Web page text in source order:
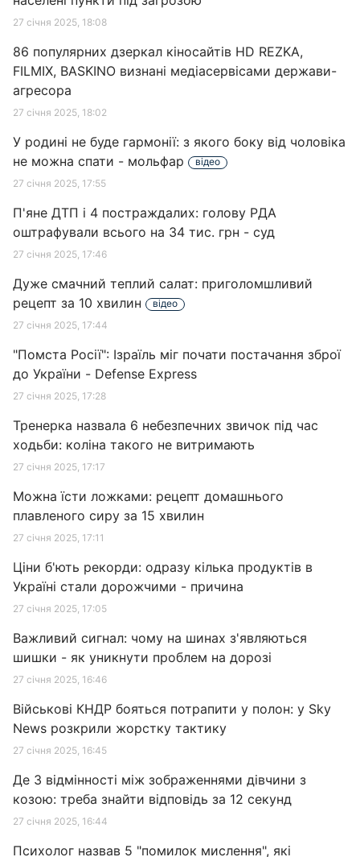
27 січня 2025, 18:08
86 популярних дзеркал кіносайтів HD REZKA,
FILMIX, BASKINO визнані медіасервісами держави-
агресора
27 січня 2025, 18:02
У родині не буде гармонії: з якого боку від чоловіка
не можна спати - мольфар
відео
27 січня 2025, 17:55
П'яне ДТП і 4 постраждалих: голову РДА
оштрафували всього на 34 тис. грн - суд
27 січня 2025, 17:46
Дуже смачний теплий салат: приголомшливий
рецепт за 10 хвилин
відео
27 січня 2025, 17:44
"Помста Росії": Ізраїль міг почати постачання зброї
до України - Defense Express
27 січня 2025, 17:28
Тренерка назвала 6 небезпечних звичок під час
ходьби: коліна такого не витримають
27 січня 2025, 17:17
Можна їсти ложками: рецепт домашнього
плавленого сиру за 15 хвилин
27 січня 2025, 17:11
Ціни б'ють рекорди: одразу кілька продуктів в
Україні стали дорожчими - причина
27 січня 2025, 17:05
Важливий сигнал: чому на шинах з'являються
шишки - як уникнути проблем на дорозі
27 січня 2025, 16:46
Військові КНДР бояться потрапити у полон: у Sky
News розкрили жорстку тактику
27 січня 2025, 16:45
Де 3 відмінності між зображеннями дівчини з
козою: треба знайти відповідь за 12 секунд
27 січня 2025, 16:44
Психолог назвав 5 "помилок мислення", які